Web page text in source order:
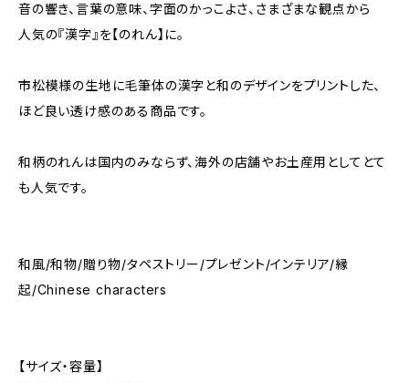
音の響き、言葉の意味、字面のかっこよさ、さまざまな観点から
人気の『漢字』を【のれん】に。
市松模様の生地に毛筆体の漢字と和のデザインをプリントした、
ほど良い透け感のある商品です。
和柄のれんは国内のみならず、海外の店舗やお土産用としてとて
も人気です。
和風/和物/贈り物/タペストリー/プレゼント/インテリア/縁
起/Chinese characters
【サイズ・容量】